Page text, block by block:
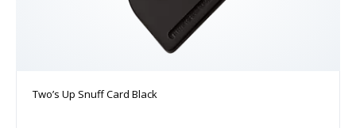
Two’s Up Snuff Card Black